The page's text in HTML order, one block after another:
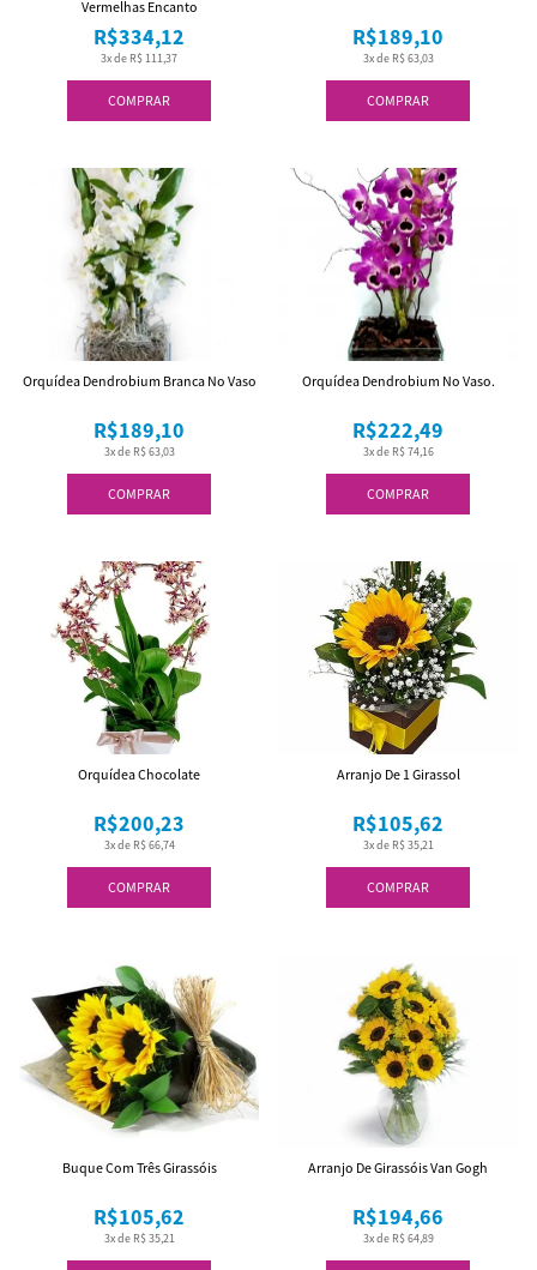
COMPRAR
3x de R$ 111,37
R$334,12
Vermelhas Encanto
COMPRAR
3x de R$ 63,03
R$189,10
COMPRAR
3x de R$ 63,03
R$189,10
Orquídea Dendrobium Branca No Vaso
COMPRAR
3x de R$ 74,16
R$222,49
Orquídea Dendrobium No Vaso.
COMPRAR
3x de R$ 66,74
R$200,23
Orquídea Chocolate
COMPRAR
3x de R$ 35,21
R$105,62
Arranjo De 1 Girassol
3x de R$ 35,21
R$105,62
Buque Com Três Girassóis
3x de R$ 64,89
R$194,66
Arranjo De Girassóis Van Gogh